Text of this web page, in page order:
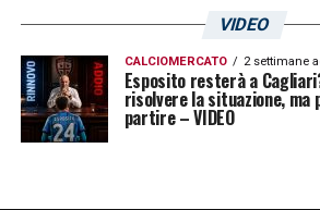
VIDEO
CALCIOMERCATO 2 settimane
Esposito resterà a
risolvere la situazione, ma
partire – VIDEO